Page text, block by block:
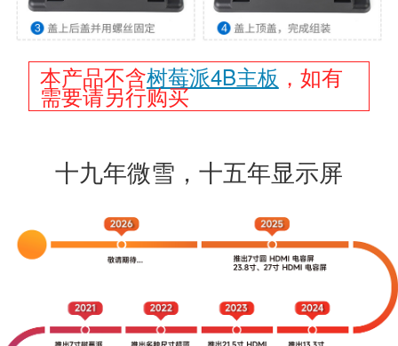
本产品不含树莓派4B主板 ，如有
需要请另行购买
十九年微雪，十五年显示屏